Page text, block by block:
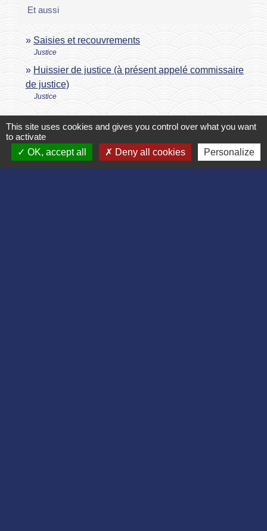
Et aussi
Saisies et recouvrements
Justice
Huissier de justice (à présent appelé commissaire
de justice)
Justice
Signaler une erreur sur cette page
This site uses cookies and gives you control over what you want
to activate
OK, accept all
Deny all cookies Personalize